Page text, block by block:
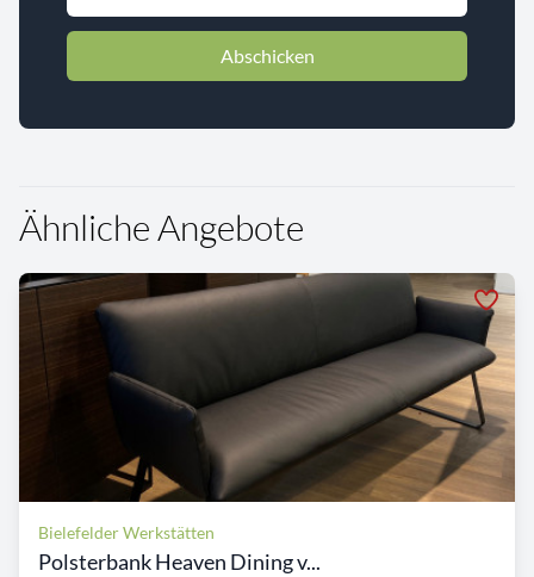
Abschicken
Ähnliche Angebote
Bielefelder Werkstätten
Polsterbank Heaven Dining v...